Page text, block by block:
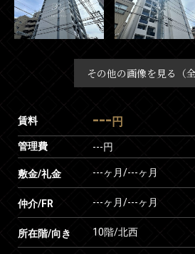
その他の画像を見る（全
賃料 --- 円
管理費 ---円
敷金/礼金 ---ヶ月/---ヶ月
仲介/FR ---ヶ月/---ヶ月
所在階/向き 10階/北西